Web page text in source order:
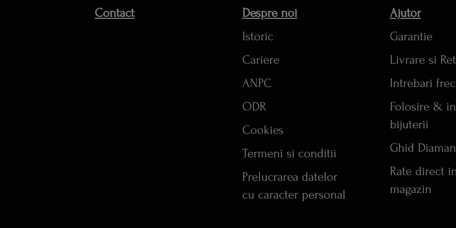
Contact
Despre noi
Istoric
Cariere
ANPC
ODR
Cookies
Termeni si conditii
Prelucrarea datelor
cu caracter personal
Ajutor
Garantie
Livrare si
Intrebari
Folosire &
bijuterii
Ghid
Rate direct
magazin